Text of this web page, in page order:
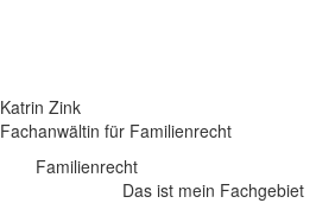
Katrin Zink
Fachanwältin für Familienrecht
Familienrecht
Das ist mein Fachgebiet